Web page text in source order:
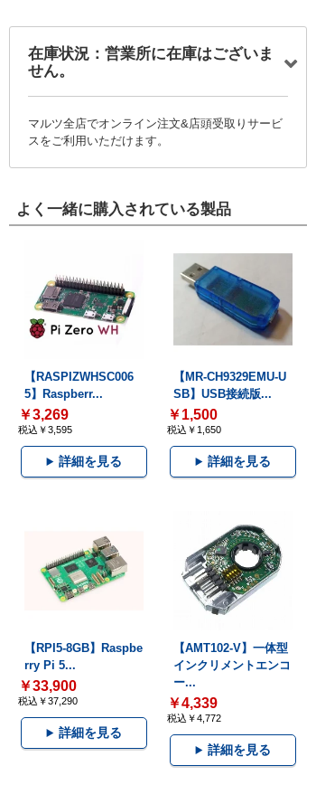
在庫状況：営業所に在庫はございま
せん。
マルツ全店でオンライン注文&店頭受取りサービ
スをご利用いただけます。
よく一緒に購入されている製品
【RASPIZWHSC006
5】Raspberr...
￥3,269
税込￥3,595
詳細を見る
【MR-CH9329EMU-U
SB】USB接続版...
￥1,500
税込￥1,650
詳細を見る
【RPI5-8GB】Raspbe
rry Pi 5...
￥33,900
税込￥37,290
詳細を見る
【AMT102-V】一体型
インクリメントエンコ
ー...
￥4,339
税込￥4,772
詳細を見る